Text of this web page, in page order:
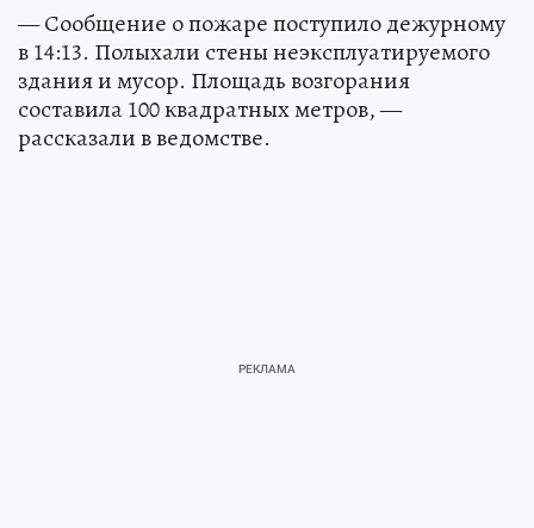
— Сообщение о пожаре поступило дежурному
в 14:13. Полыхали стены неэксплуатируемого
здания и мусор. Площадь возгорания
составила 100 квадратных метров, —
рассказали в ведомстве.